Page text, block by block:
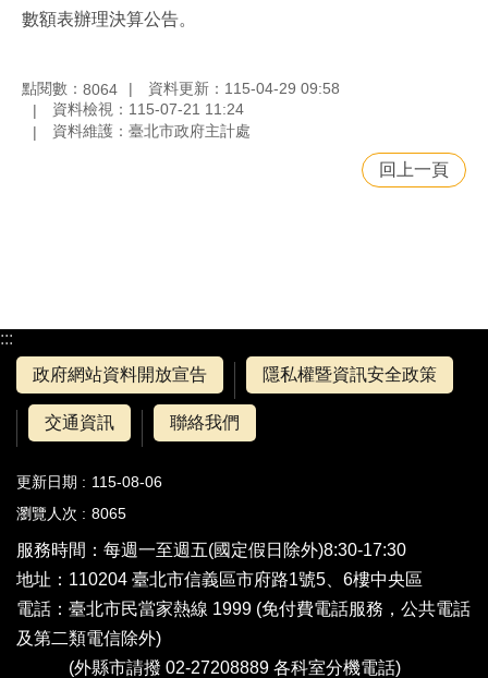
數額表辦理決算公告。
點閱數： 8064
資料更新：115-04-29 09:58
資料檢視：115-07-21 11:24
資料維護：臺北市政府主計處
回上一頁
:::
政府網站資料開放宣告
隱私權暨資訊安全政策
交通資訊 聯絡我們
更新日期
115-08-06
瀏覽人次
8065
服務時間：每週一至週五(國定假日除外)8:30-17:30
地址：110204 臺北市信義區市府路1號5、6樓中央區
電話： 臺北市民當家熱線 1999 (免付費電話服務，公共電話
及第二類電信除外)
(外縣市請撥 02-27208889 各科室分機電話)